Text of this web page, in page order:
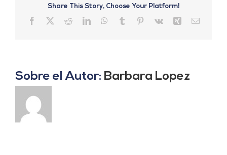
Share This Story, Choose Your Platform!
Facebook RedditLinkedInWhatsApp
Tumblr Pinterest
Vk Xing Correo
Sobre el Autor: Barbara Lopez